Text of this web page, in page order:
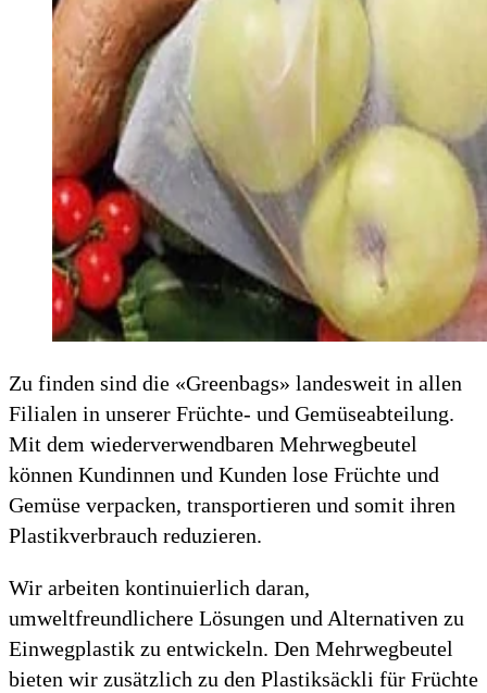
Zu finden sind die «Greenbags» landesweit in allen
Filialen in unserer Früchte- und Gemüseabteilung.
Mit dem wiederverwendbaren Mehrwegbeutel
können Kundinnen und Kunden lose Früchte und
Gemüse verpacken, transportieren und somit ihren
Plastikverbrauch reduzieren.
Wir arbeiten kontinuierlich daran,
umweltfreundlichere Lösungen und Alternativen zu
Einwegplastik zu entwickeln. Den Mehrwegbeutel
bieten wir zusätzlich zu den Plastiksäckli für Früchte